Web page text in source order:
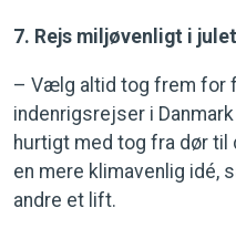
7. Rejs miljøvenligt i
– Vælg altid tog frem for
indenrigsrejser i
hurtigt med tog fra dør til
en mere klimavenlig idé,
andre et lift.